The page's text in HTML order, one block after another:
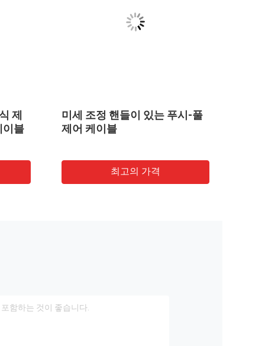
제
이블
미세 조정 핸들이 있는 푸시-풀
제어 케이블
최고의 가격